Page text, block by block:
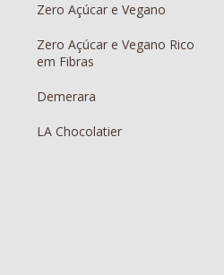
Zero Açúcar e Vegano
Zero Açúcar e Vegano Rico
em Fibras
Demerara
LA Chocolatier